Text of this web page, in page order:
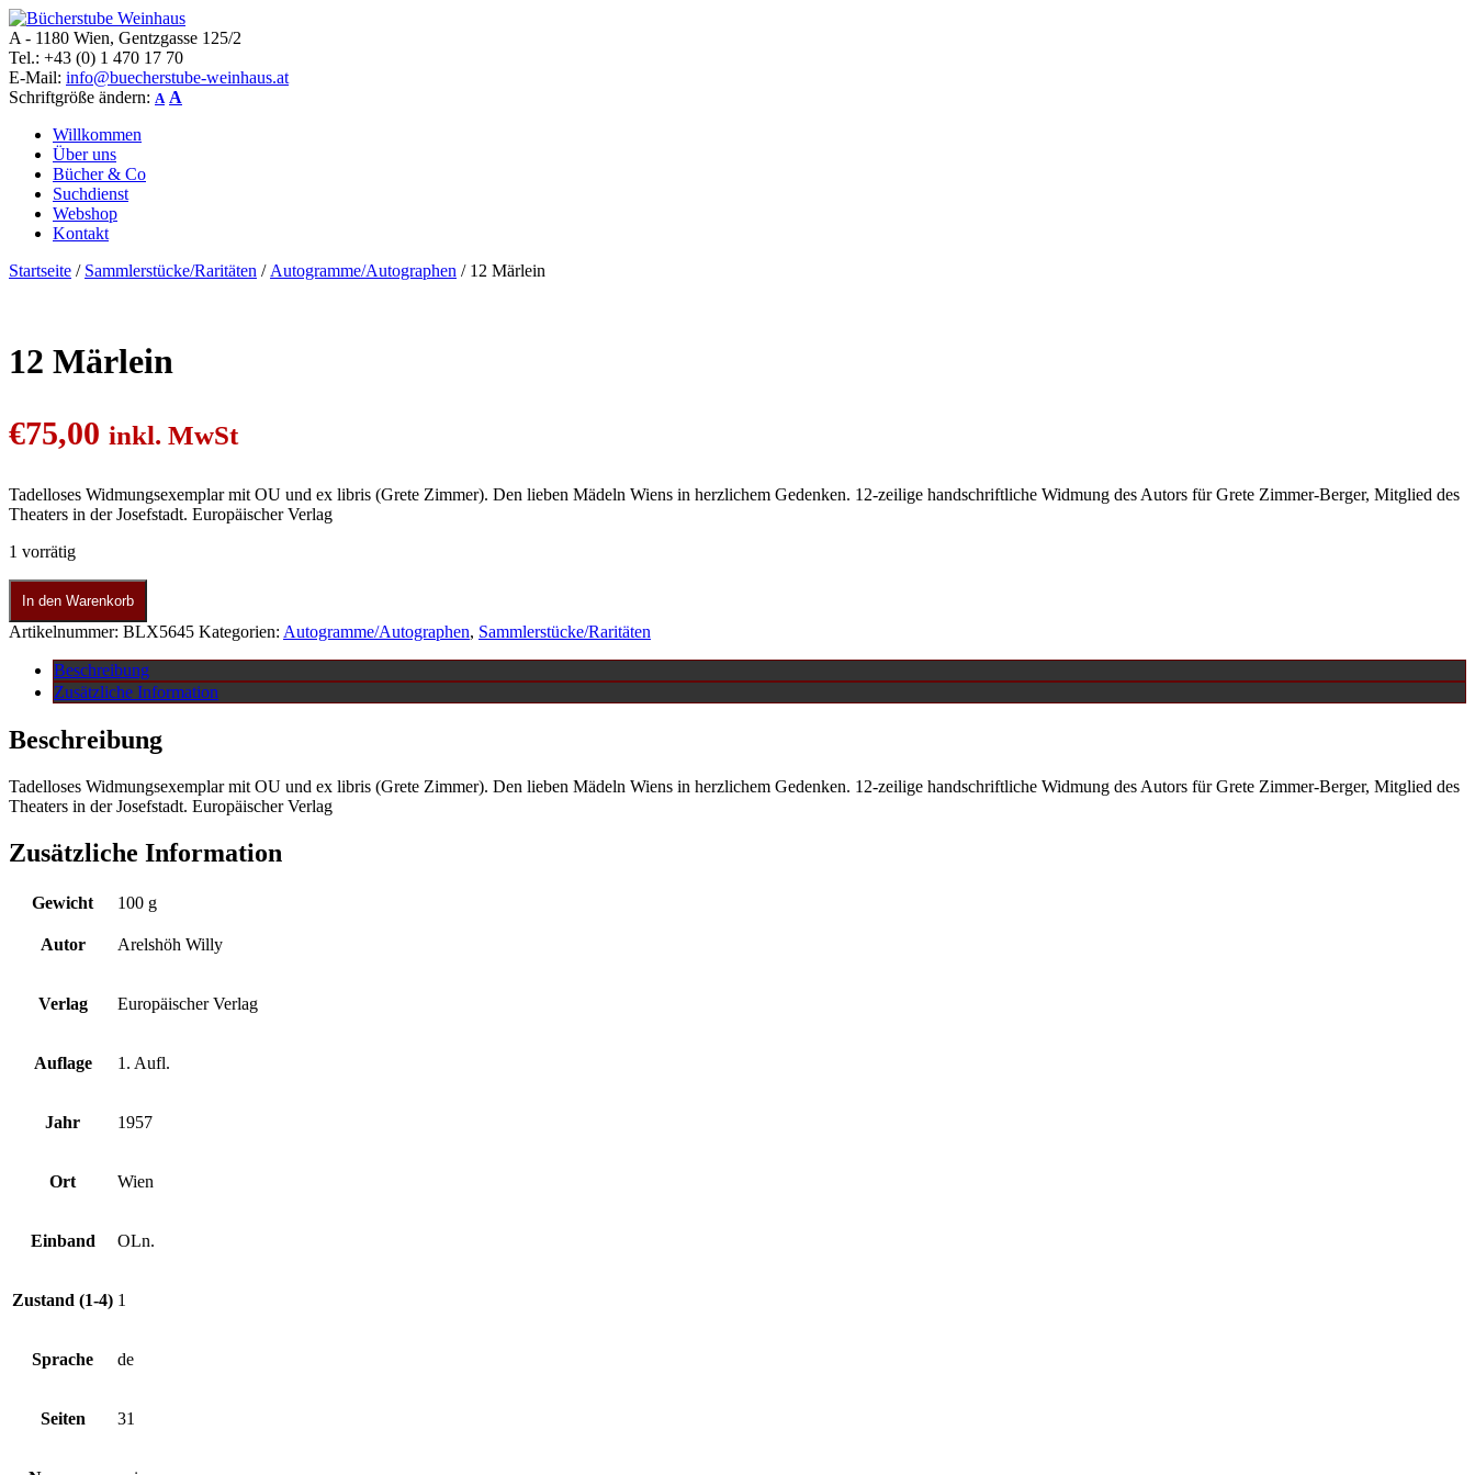
Bücherstube Weinhaus
Verkauf von seltenen antiquarischen und alten, teilweise noch verlagsneuen Bücher.
A - 1180 Wien, Gentzgasse 125/2
Tel.: +43 (0) 1 470 17 70
E-Mail: info@buecherstube-weinhaus.at
Schriftgröße ändern: A A
Willkommen
Über uns
Bücher & Co
Suchdienst
Webshop
Kontakt
Startseite / Sammlerstücke/Raritäten / Autogramme/Autographen / 12 Märlein
12 Märlein
€75,00 inkl. MwSt
Tadelloses Widmungsexemplar mit OU und ex libris (Grete Zimmer). Den lieben Mädeln Wiens in herzlichem Gedenken. 12-zeilige handschriftliche Widmung des Autors für Grete Zimmer-Berger, Mitglied des
Theaters in der Josefstadt. Europäischer Verlag
1 vorrätig
In den Warenkorb
Artikelnummer: BLX5645 Kategorien: Autogramme/Autographen, Sammlerstücke/Raritäten
Beschreibung
Zusätzliche Information
Beschreibung
Tadelloses Widmungsexemplar mit OU und ex libris (Grete Zimmer). Den lieben Mädeln Wiens in herzlichem Gedenken. 12-zeilige handschriftliche Widmung des Autors für Grete Zimmer-Berger, Mitglied des
Theaters in der Josefstadt. Europäischer Verlag
Zusätzliche Information
Gewicht 100 g
Autor Arelshöh Willy
Verlag Europäischer Verlag
Auflage 1. Aufl.
Jahr 1957
Ort Wien
Einband OLn.
Zustand (1-4) 1
Sprache de
Seiten 31